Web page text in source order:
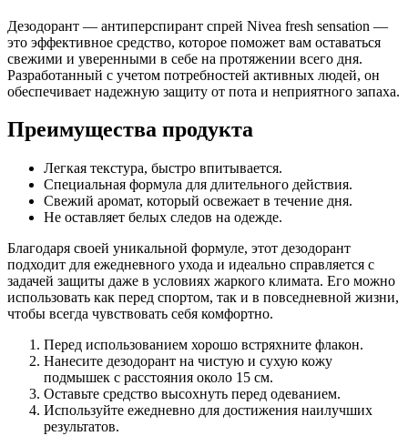
Дезодорант — антиперспирант спрей Nivea fresh sensation —
это эффективное средство, которое поможет вам оставаться
свежими и уверенными в себе на протяжении всего дня.
Разработанный с учетом потребностей активных людей, он
обеспечивает надежную защиту от пота и неприятного запаха.
Преимущества продукта
Легкая текстура, быстро впитывается.
Специальная формула для длительного действия.
Свежий аромат, который освежает в течение дня.
Не оставляет белых следов на одежде.
Благодаря своей уникальной формуле, этот дезодорант
подходит для ежедневного ухода и идеально справляется с
задачей защиты даже в условиях жаркого климата. Его можно
использовать как перед спортом, так и в повседневной жизни,
чтобы всегда чувствовать себя комфортно.
Перед использованием хорошо встряхните флакон.
Нанесите дезодорант на чистую и сухую кожу
подмышек с расстояния около 15 см.
Оставьте средство высохнуть перед одеванием.
Используйте ежедневно для достижения наилучших
результатов.